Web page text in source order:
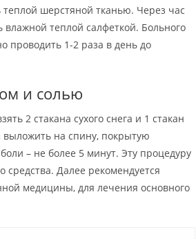
шерстяной тканью. Через час
теплой салфеткой. Больного
проводить 1-2 раза в день до
и солью
2 стакана сухого снега и 1 стакан
на спину, покрытую
– не более 5 минут. Эту процедуру
средства. Далее рекомендуется
медицины, для лечения основного